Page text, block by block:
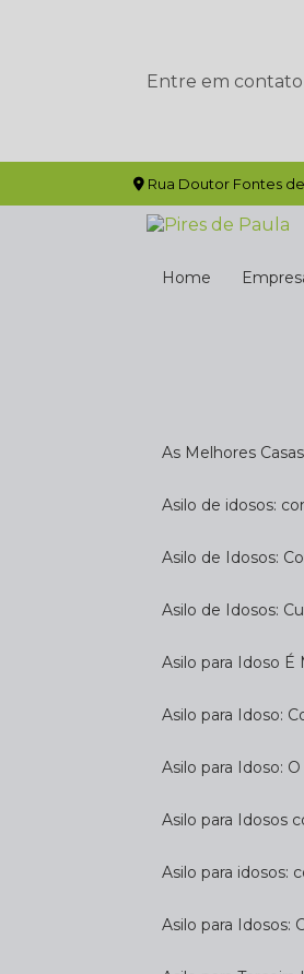
Entre em contato
Rua Doutor Fontes
Home
As Melhores
Asilo de idosos:
Asilo de Idosos:
Asilo de Idosos:
Asilo para Idoso
Asilo para Idoso:
Asilo para Idoso:
Asilo para
Asilo para
Asilo para